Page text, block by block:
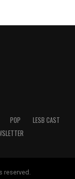
POP
LESB CAST
reserved.